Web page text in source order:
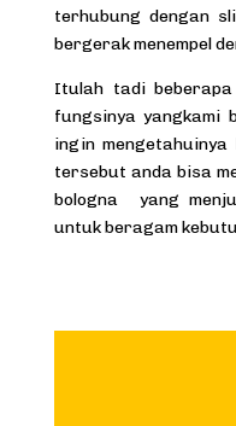
terhubung dengan
bergerak menempel
Itulah tadi
fungsinya yangkami
ingin
tersebut anda bisa
bolognayang
untuk beragam